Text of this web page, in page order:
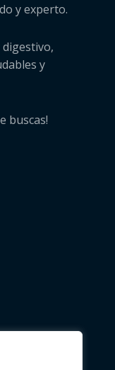
y experto.
y
buscas!